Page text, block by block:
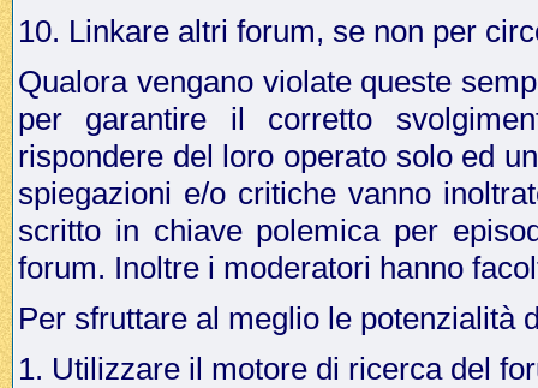
10. Linkare altri forum, se non per
Qualora vengano violate queste
per garantire il corretto
rispondere del loro operato solo ed
spiegazioni e/o critiche vanno
scritto in chiave polemica per
forum. Inoltre i moderatori hanno
Per sfruttare al meglio le potenzialità
1. Utilizzare il motore di ricerca del